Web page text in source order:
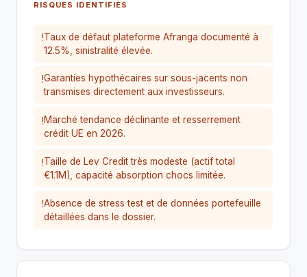
RISQUES IDENTIFIÉS
!Taux de défaut plateforme Afranga documenté à
12.5%, sinistralité élevée.
!Garanties hypothécaires sur sous-jacents non
transmises directement aux investisseurs.
!Marché tendance déclinante et resserrement
crédit UE en 2026.
!Taille de Lev Credit très modeste (actif total
€1.1M), capacité absorption chocs limitée.
!Absence de stress test et de données portefeuille
détaillées dans le dossier.